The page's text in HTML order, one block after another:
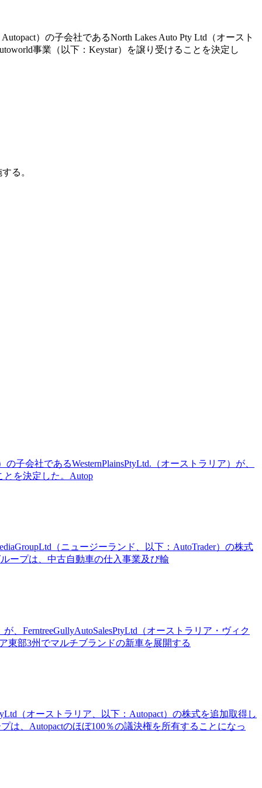
）の子会社であるNorth Lakes Auto Pty Ltd（オースト
事業（以下：Keystar）を譲り受けることを決定し
る。
子会社であるWesternPlainsPtyLtd.（オーストラリア）が、
とを決定した。Autop
（ニュージーランド、以下：AutoTrader）の株式
ープは、中古自動車の仕入事業及び輸
、FerntreeGullyAutoSalesPtyLtd（オーストラリア・ヴィク
東部3州でマルチブランドの新車を展開する
（オーストラリア、以下：Autopact）の株式を追加取得し
は、Autopactのほぼ100％の議決権を所有することになっ